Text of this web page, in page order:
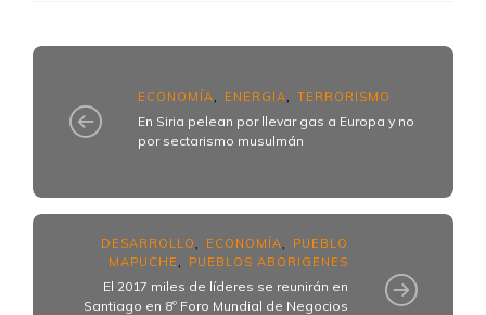
ECONOMÍA ENERGIA TERRORISMO
En Siria pelean por llevar gas a Europa y no
por sectarismo musulmán
DESARROLLO ECONOMÍA
PUEBLO
MAPUCHE
PUEBLOS ABORIGENES
El 2017 miles de líderes se reunirán en
Santiago en 8º Foro Mundial de Negocios